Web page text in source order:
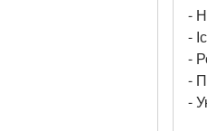
-
-
-
-
-